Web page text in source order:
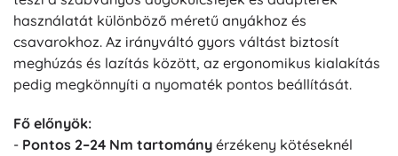
használatát különböző méretű anyákhoz és
csavarokhoz. Az irányváltó gyors váltást biztosít
meghúzás és lazítás között, az ergonomikus kialakítás
pedig megkönnyíti a nyomaték pontos beállítását.
Fő előnyök:
- Pontos 2–24 Nm tartomány érzékeny kötéseknél